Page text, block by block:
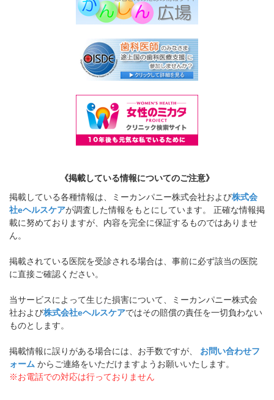
《掲載している情報についてのご注意》
掲載している各種情報は、ミーカンパニー株式会社および株式会
社eヘルスケアが調査した情報をもとにしています。 正確な情報掲
載に努めておりますが、内容を完全に保証するものではありませ
ん。
掲載されている医院を受診される場合は、事前に必ず該当の医院
に直接ご確認ください。
当サービスによって生じた損害について、ミーカンパニー株式会
社および株式会社eヘルスケアではその賠償の責任を一切負わない
ものとします。
掲載情報に誤りがある場合には、お手数ですが、 お問い合わせフ
ォーム からご連絡をいただけますようお願いいたします。
※お電話での対応は行っておりません